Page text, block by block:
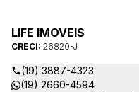
as suas dúvidas sobre
comerciais e outros
LIFE IMOVEIS
CRECI: 26820-J
(19) 3887-4323
(19) 2660-4594